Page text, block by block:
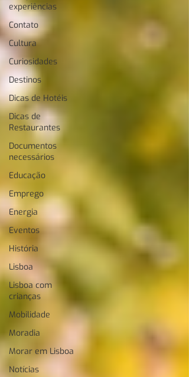
experiências
Contato
Cultura
Curiosidades
Destinos
Dicas de Hotéis
Dicas de
Restaurantes
Documentos
necessários
Educação
Emprego
Energia
Eventos
História
Lisboa
Lisboa com
crianças
Mobilidade
Moradia
Morar em Lisboa
Notícias